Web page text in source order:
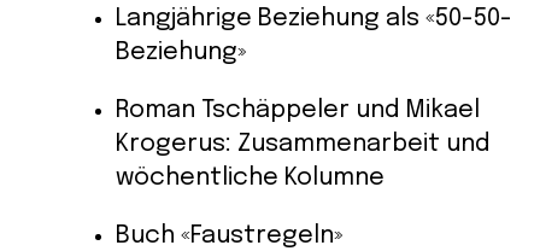
Langjährige Beziehung als «50-50-
Beziehung»
Roman Tschäppeler und Mikael
Krogerus: Zusammenarbeit und
wöchentliche Kolumne
Buch «Faustregeln»